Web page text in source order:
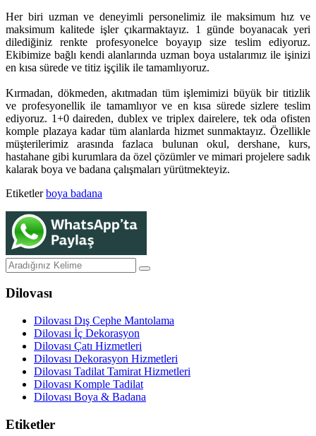
Her biri uzman ve deneyimli personelimiz ile maksimum hız ve
maksimum kalitede işler çıkarmaktayız. 1 günde boyanacak yeri
dilediğiniz renkte profesyonelce boyayıp size teslim ediyoruz.
Ekibimize bağlı kendi alanlarında uzman boya ustalarımız ile işinizi
en kısa sürede ve titiz işçilik ile tamamlıyoruz.
Kırmadan, dökmeden, akıtmadan tüm işlemimizi büyük bir titizlik
ve profesyonellik ile tamamlıyor ve en kısa sürede sizlere teslim
ediyoruz. 1+0 daireden, dublex ve triplex dairelere, tek oda ofisten
komple plazaya kadar tüm alanlarda hizmet sunmaktayız. Özellikle
müşterilerimiz arasında fazlaca bulunan okul, dershane, kurs,
hastahane gibi kurumlara da özel çözümler ve mimari projelere sadık
kalarak boya ve badana çalışmaları yürütmekteyiz.
Etiketler boya badana
Dilovası
Dilovası Dış Cephe Mantolama
Dilovası İç Dekorasyon
Dilovası Çatı Hizmetleri
Dilovası Dekorasyon Hizmetleri
Dilovası Tadilat Tamirat Hizmetleri
Dilovası Komple Tadilat
Dilovası Boya & Badana
Etiketler